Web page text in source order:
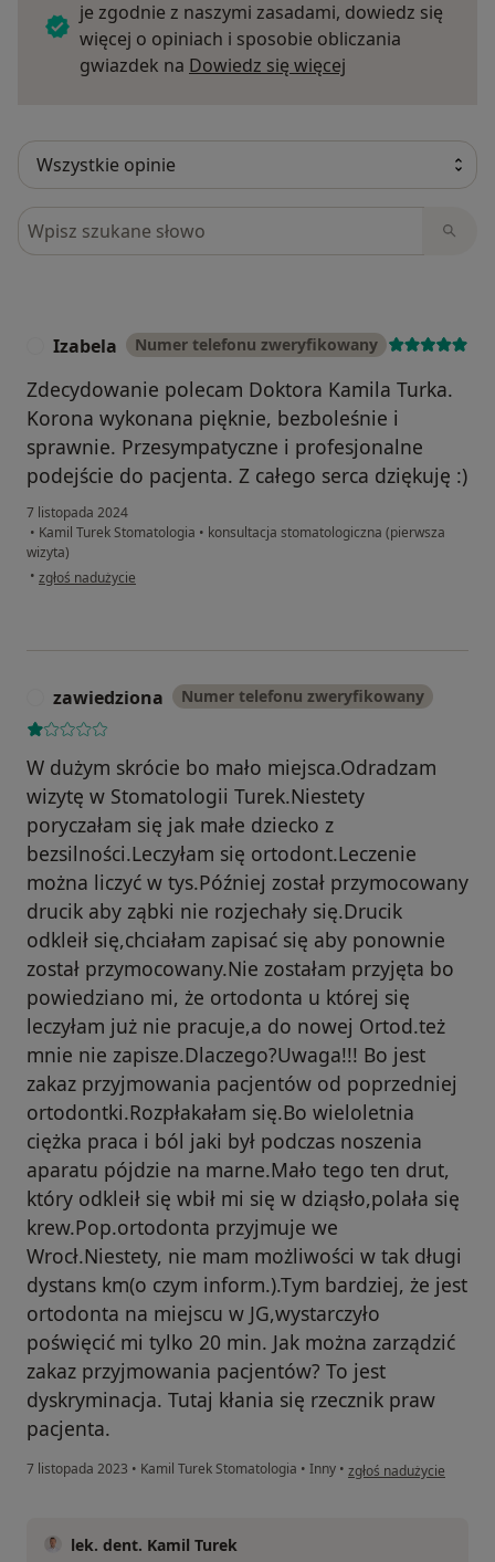
je zgodnie z naszymi zasadami, dowiedz się
więcej o opiniach i sposobie obliczania
gwiazdek na Dowiedz się więcej
Szukaj w opiniach
Izabela Numer telefonu zweryfikowany
Zdecydowanie polecam Doktora Kamila Turka.
Korona wykonana pięknie, bezboleśnie i
sprawnie. Przesympatyczne i profesjonalne
podejście do pacjenta. Z całego serca dziękuję :)
7 listopada 2024
• Kamil Turek Stomatologia • konsultacja stomatologiczna (pierwsza
wizyta)
• w opinii użytkownika Izabela
zgłoś nadużycie
zawiedziona Numer telefonu zweryfikowany
W dużym skrócie bo mało miejsca.Odradzam
wizytę w Stomatologii Turek.Niestety
poryczałam się jak małe dziecko z
bezsilności.Leczyłam się ortodont.Leczenie
można liczyć w tys.Później został przymocowany
drucik aby ząbki nie rozjechały się.Drucik
odkleił się,chciałam zapisać się aby ponownie
został przymocowany.Nie zostałam przyjęta bo
powiedziano mi, że ortodonta u której się
leczyłam już nie pracuje,a do nowej Ortod.też
mnie nie zapisze.Dlaczego?Uwaga!!! Bo jest
zakaz przyjmowania pacjentów od poprzedniej
ortodontki.Rozpłakałam się.Bo wieloletnia
ciężka praca i ból jaki był podczas noszenia
aparatu pójdzie na marne.Mało tego ten drut,
który odkleił się wbił mi się w dziąsło,polała się
krew.Pop.ortodonta przyjmuje we
Wrocł.Niestety, nie mam możliwości w tak długi
dystans km(o czym inform.).Tym bardziej, że jest
ortodonta na miejscu w JG,wystarczyło
poświęcić mi tylko 20 min. Jak można zarządzić
zakaz przyjmowania pacjentów? To jest
dyskryminacja. Tutaj kłania się rzecznik praw
pacjenta.
7 listopada 2023 • Kamil Turek Stomatologia • Inny • w opinii użytkownika
zgłoś nadużycie
lek. dent. Kamil Turek